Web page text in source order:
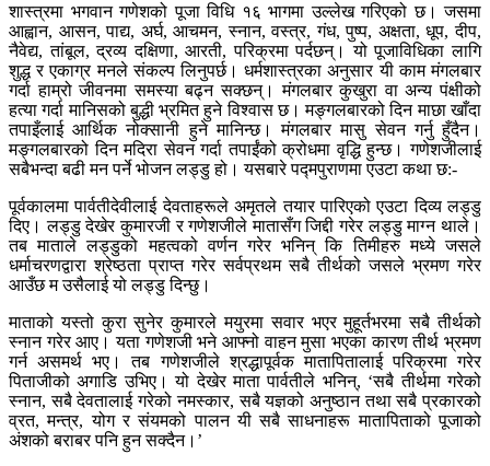
शास्त्रमा भगवान गणेशको पूजा विधि १६ भागमा उल्लेख गरिएको छ। जसमा
आह्वान, आसन, पाद्य, अर्घ, आचमन, स्नान, वस्त्र, गंध, पुष्प, अक्षता, धूप, दीप,
नैवेद्य, तांबूल, द्रव्य दक्षिणा, आरती, परिक्रमा पर्दछन्। यो पूजाविधिका लागि
शुद्ध र एकाग्र मनले संकल्प लिनुपर्छ। धर्मशास्त्रका अनुसार यी काम मंगलबार
गर्दा हाम्रो जीवनमा समस्या बढ्न सक्छन्। मंगलबार कुखुरा वा अन्य पंक्षीको
हत्या गर्दा मानिसको बुद्धी भ्रमित हुने विश्वास छ। मङ्गलबारको दिन माछा खाँदा
तपाइँलाई आर्थिक नोक्सानी हुने मानिन्छ। मंगलबार मासु सेवन गर्नु हुँदैन।
मङ्गलबारको दिन मदिरा सेवन गर्दा तपाईंको क्रोधमा वृद्धि हुन्छ। गणेशजीलाई
सबैभन्दा बढी मन पर्ने भोजन लड्डु हो। यसबारे पद्मपुराणमा एउटा कथा छ:-
पूर्वकालमा पार्वतीदेवीलाई देवताहरूले अमृतले तयार पारिएको एउटा दिव्य लड्डु
दिए। लड्डु देखेर कुमारजी र गणेशजीले मातासँग जिद्दी गरेर लड्डु माग्न थाले।
तब माताले लड्डुको महत्वको वर्णन गरेर भनिन् कि तिमीहरु मध्ये जसले
धर्माचरणद्वारा श्रेष्ठता प्राप्त गरेर सर्वप्रथम सबै तीर्थको जसले भ्रमण गरेर
आउँछ म उसैलाई यो लड्डु दिन्छु।
माताको यस्तो कुरा सुनेर कुमारले मयुरमा सवार भएर मुहूर्तभरमा सबै तीर्थको
स्नान गरेर आए। यता गणेशजी भने आफ्नो वाहन मुसा भएका कारण तीर्थ भ्रमण
गर्न असमर्थ भए। तब गणेशजीले श्रद्धापूर्वक मातापितालाई परिक्रमा गरेर
पिताजीको अगाडि उभिए। यो देखेर माता पार्वतीले भनिन्, ‘सबै तीर्थमा गरेको
स्नान, सबै देवतालाई गरेको नमस्कार, सबै यज्ञको अनुष्ठान तथा सबै प्रकारको
व्रत, मन्त्र, योग र संयमको पालन यी सबै साधनाहरू मातापिताको पूजाको
अंशको बराबर पनि हुन सक्दैन।’